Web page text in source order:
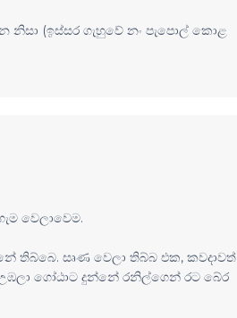
(ඉස්සර ගැහුවේ නං පැපොල් කොළ
වෙලාවෙම.
තිබ්බෙ. සෘණ වෙලා තිබ්බ එක, කවදාවත්
ගෝඨාට දුන්නේ රනිල්ගෙන් රට බේර